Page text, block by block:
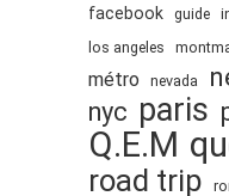
facebook guide
los angeles
métro nevada
nyc paris
Q.E.M
road trip